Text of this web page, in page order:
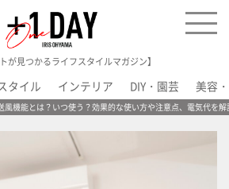
が見つかるライフスタイルマガジン】
タイル インテリア DIY・園芸 美容
風機能とは？いつ使う？効果的な使い方や注意点、電気代を解